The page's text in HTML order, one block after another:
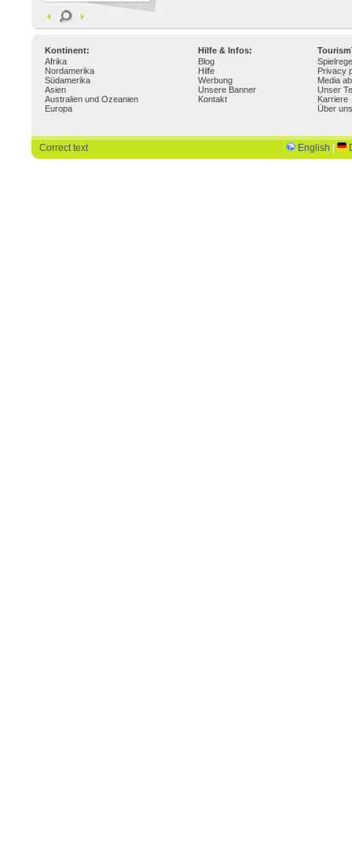
Kontinent: Hilfe & Infos:
Afrika
Nordamerika
Südamerika
Asien
Australien und Ozeanien
Europa
Blog
Hilfe
Werbung
Unsere Banner
Kontakt
Privacy
Media
Unser
Karriere
Über uns
Correct text English